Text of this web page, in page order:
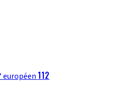
européen 112